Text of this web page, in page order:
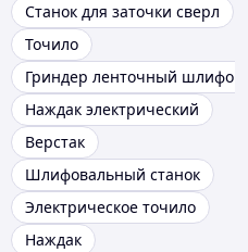
Станок для заточки сверл
Точило
Гриндер ленточный
Наждак электрический
Верстак
Шлифовальный станок
Электрическое точило
Наждак